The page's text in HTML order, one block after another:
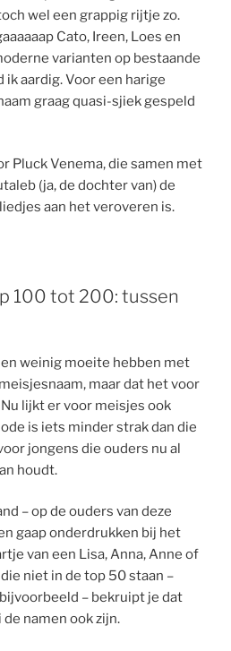
wel een grappig rijtje zo.
Cato, Ireen, Loes en
varianten op bestaande
ik aardig. Voor een harige
graag quasi-sjiek gespeld
Pluck Venema, die samen met
(ja, de dochter van) de
aan het veroveren is.
100 tot 200: tussen
weinig moeite hebben met
maar dat het voor
lijkt er voor meisjes ook
is iets minder strak dan die
jongens die ouders nu al
houdt.
– op de ouders van deze
gaap onderdrukken bij het
van een Lisa, Anna, Anne of
niet in de top 50 staan –
bijvoorbeeld – bekruipt je dat
namen ook zijn.